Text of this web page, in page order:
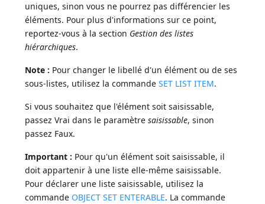
uniques, sinon vous ne pourrez pas différencier les
éléments. Pour plus d'informations sur ce point,
reportez-vous à la section Gestion des listes
hiérarchiques.
Note : Pour changer le libellé d'un élément ou de ses
sous-listes, utilisez la commandeSET LIST ITEM.
Si vous souhaitez que l'élément soit saisissable,
passez Vrai dans le paramètresaisissable, sinon
passez Faux.
Important : Pour qu'un élément soit saisissable, il
doit appartenir à une liste elle-même saisissable.
Pour déclarer une liste saisissable, utilisez la
commande OBJECT SET ENTERABLE. La commande